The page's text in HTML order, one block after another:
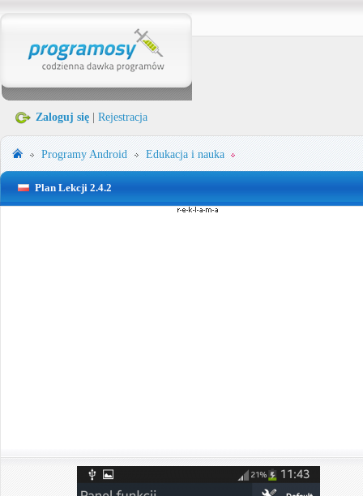
Zaloguj się Rejestracja
ProgramyAndroid Edukacja i nauka
Plan Lekcji 2.4.2